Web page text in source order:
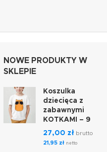
NOWE PRODUKTY W
SKLEPIE
Koszulka
dziecięca z
zabawnymi
KOTKAMI – 9
27,00 zł brutto
21,95 zł netto